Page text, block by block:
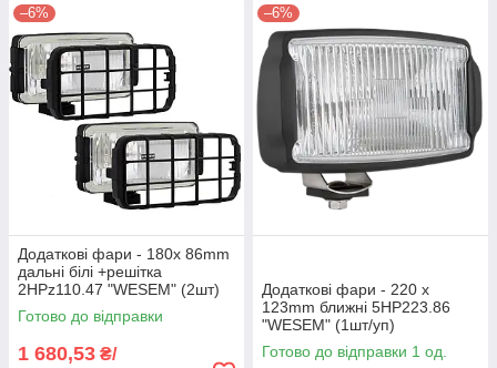
–6%
Додаткові фари - 180х 86mm
дальні білі +решітка
2НРz110.47 "WESEM" (2шт)
Готово до відправки
1 680,53 ₴/
–6%
Додаткові фари - 220 х
123mm ближні 5НР223.86
"WESEM" (1шт/уп)
Готово до відправки 1 од.